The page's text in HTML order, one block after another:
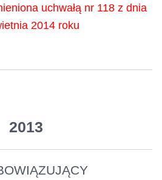
uchwałą nr 118 z dnia
2014 roku
2013